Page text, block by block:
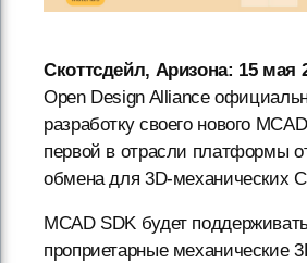
Скоттсдейл, Аризона: 15 мая
Open Design Alliance
разработку своего нового
первой в отрасли платформы
обмена для 3D-механических
MCAD SDK будет
проприетарные механические